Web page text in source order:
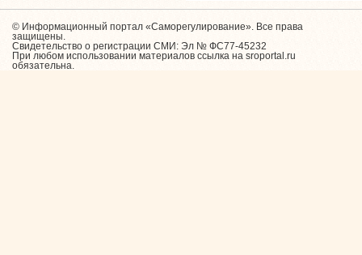
© Информационный портал «Саморегулирование». Все права
защищены.
Свидетельство о регистрации СМИ: Эл № ФС77-45232
При любом использовании материалов ссылка на sroportal.ru
обязательна.